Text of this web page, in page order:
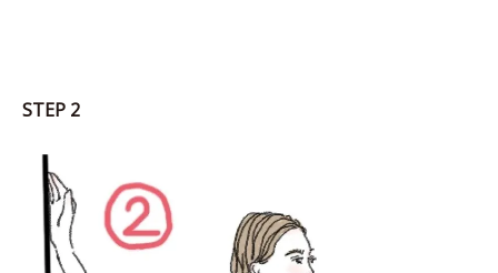
STEP 2